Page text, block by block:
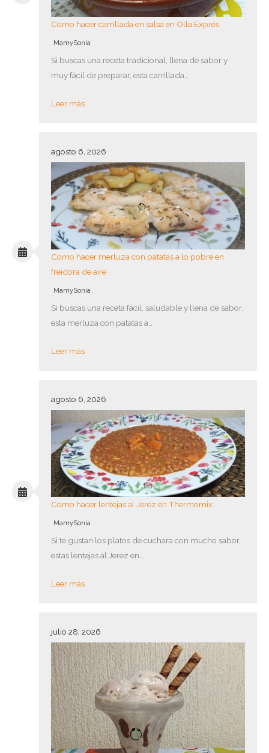
Como hacer carrillada en salsa en Olla Exprés
MamySonia
Si buscas una receta tradicional, llena de sabor y
muy fácil de preparar, esta carrillada…
Leer más
agosto 6, 2026
Como hacer merluza con patatas a lo pobre en
freidora de aire
MamySonia
Si buscas una receta fácil, saludable y llena de sabor,
esta merluza con patatas a…
Leer más
agosto 6, 2026
Como hacer lentejas al Jerez en Thermomix
MamySonia
Si te gustan los platos de cuchara con mucho sabor,
estas lentejas al Jerez en…
Leer más
julio 28, 2026